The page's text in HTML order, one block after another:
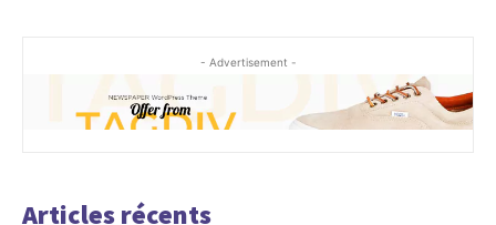
- Advertisement -
Articles récents